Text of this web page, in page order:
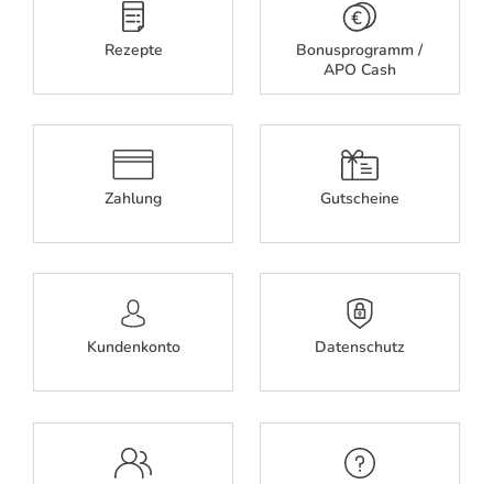
Rezepte
Bonusprogramm /
APO Cash
Zahlung Gutscheine
Kundenkonto Datenschutz